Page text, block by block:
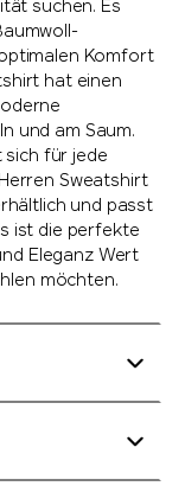
suchen. Es
Komfort
hat einen
und am Saum.
sich für jede
Sweatshirt
und passt
ist die perfekte
Eleganz Wert
möchten.